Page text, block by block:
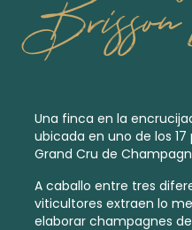
Una finca en la
ubicada en uno de los
Grand Cru de
A caballo entre tres
viticultores extraen lo
elaborar champagnes